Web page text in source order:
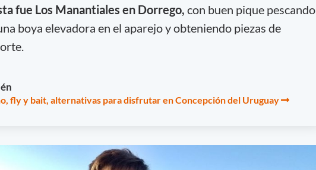
fue Los Manantiales en Dorrego, con buen pique pescando
boya elevadora en el aparejo y obteniendo piezas de
fly y bait, alternativas para disfrutar en Concepción del Uruguay